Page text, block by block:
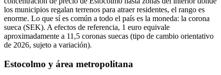
los municipios regalan terrenos para atraer residentes, el rango es
enorme. Lo que sí es común a todo el país es la moneda: la corona
sueca (SEK). A efectos de referencia, 1 euro equivale
aproximadamente a 11,5 coronas suecas (tipo de cambio orientativo
de 2026, sujeto a variación).
Estocolmo y área metropolitana